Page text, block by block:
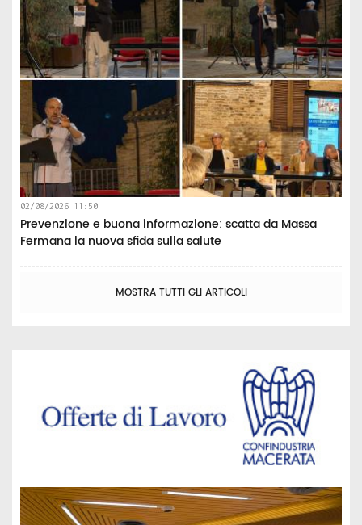
02/08/2026 11:50
Prevenzione e buona informazione: scatta da Massa
Fermana la nuova sfida sulla salute
MOSTRA TUTTI GLI ARTICOLI